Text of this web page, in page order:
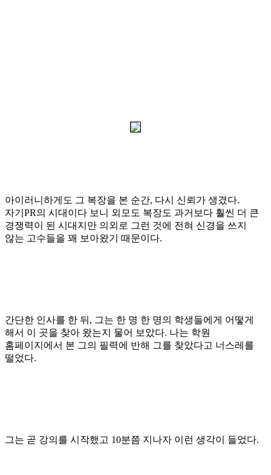
아이러니하게도 그 복장을 본 순간, 다시 신뢰가 생겼다.
자기 PR의 시대이다 보니 외모도 복장도 과거보다 훨씬 더 큰
경쟁력이 된 시대지만 의외로 그런 것에 전혀 신경을 쓰지
않는 고수들을 꽤 보아왔기 때문이다.
간단한 인사를 한 뒤 , 그는 한 명 한 명의 학생들에게 어떻게
해서 이 곳을 찾아 왔는지 물어 보았다. 나는 학원
홈페이지에서 본 그의 필력에 반해 그를 찾았다고 너스레를
떨었다.
그는 곧 강의를 시작했고 10분쯤 지나자 이런 생각이 들었다.